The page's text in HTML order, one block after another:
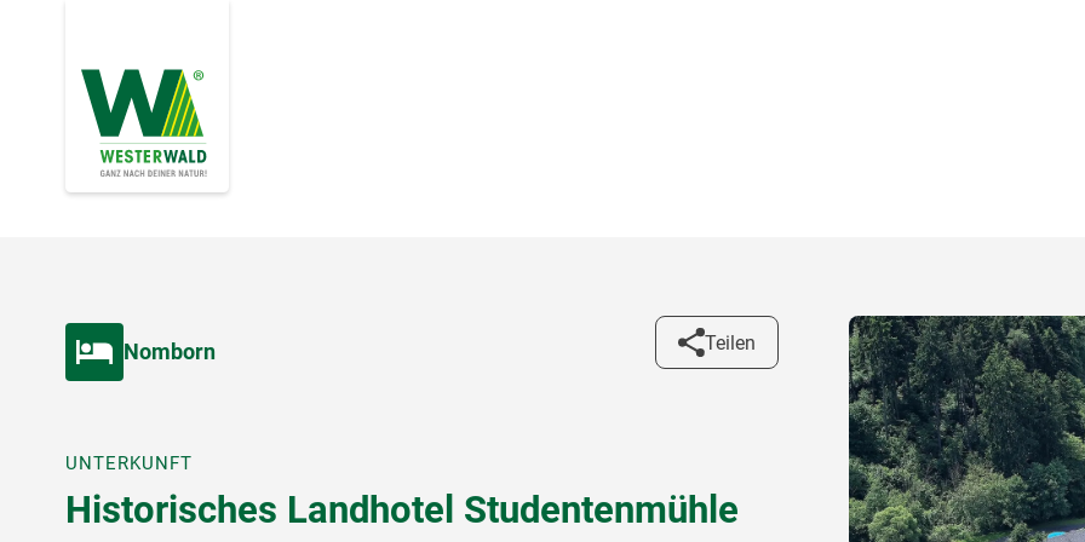
Nomborn Teilen
UNTERKUNFT
Historisches Landhotel Studentenmühle